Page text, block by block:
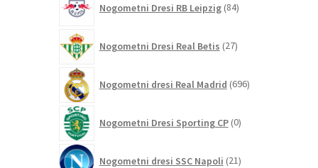
Nogometni Dresi RB Leipzig 84izdelkov
Nogometni Dresi Real Betis 27izdelkov
Nogometni dresi Real Madrid 696izdelkov
Nogometni Dresi Sporting CP 0izdelkov
Nogometni dresi SSC Napoli 21